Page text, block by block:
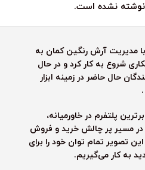
نشده است.
ابزار سازی معمار از سال 1390 با مدیریت آرش رنگین کمان به
شروع به کار کرد و در حال
حال حاضر در زمینه ابزار
پلتفرم در خاورمیانه،
در مسیر پر چالش خرید و فروش
تصویر تمام توان خود را برای
به کار می‌گیریم.